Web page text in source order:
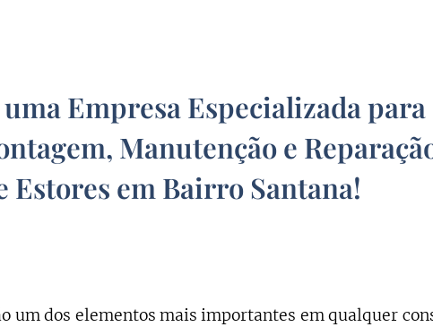
uma Empresa Especializada para
Manutenção e
Estores em Bairro Santana!
um dos elementos mais importantes em qualquer